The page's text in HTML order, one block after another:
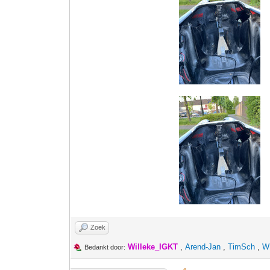
Zoek
Bedankt door: Willeke_IGKT ,Arend-Jan ,TimSch ,